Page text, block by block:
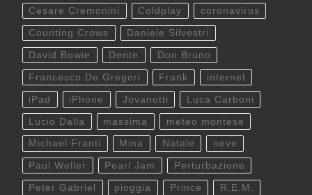
Cesare Cremonini Coldplay coronavirus
Counting Crows Daniele Silvestri
David Bowie Dente Don Bruno
Francesco De Gregori Frank internet
iPad iPhone Jovanotti Luca Carboni
Lucio Dalla massima meteo montese
Michael Franti Mina Natale neve
Paul Weller Pearl Jam Perturbazione
Peter Gabriel pioggia Prince R.E.M.